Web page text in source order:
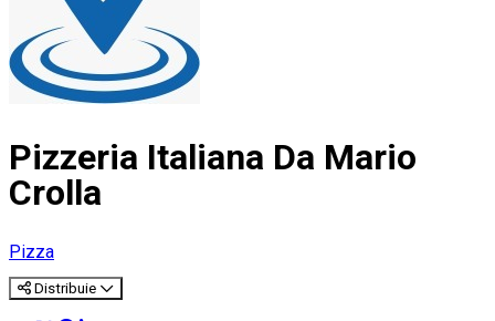
Pizzeria Italiana Da Mario
Crolla
Pizza
Distribuie